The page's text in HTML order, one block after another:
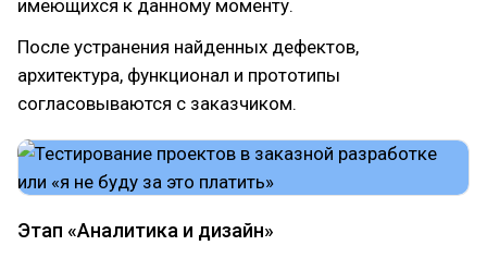
имеющихся к данному моменту.
После устранения найденных дефектов,
архитектура, функционал и прототипы
согласовываются с заказчиком.
Этап «Аналитика и дизайн»